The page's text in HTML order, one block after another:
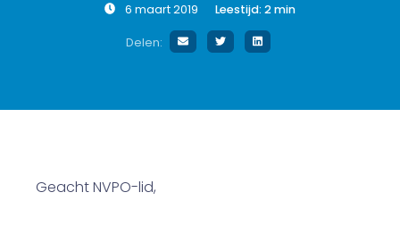
6 maart 2019 Leestijd: 2min
Delen:
Geacht NVPO-lid,